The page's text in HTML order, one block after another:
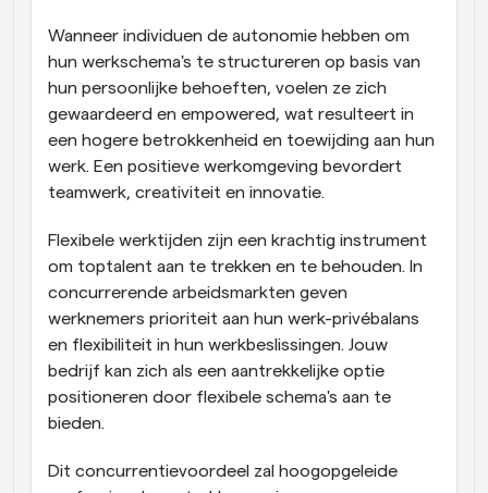
Wanneer individuen de autonomie hebben om
hun werkschema's te structureren op basis van
hun persoonlijke behoeften, voelen ze zich
gewaardeerd en empowered, wat resulteert in
een hogere betrokkenheid en toewijding aan hun
werk. Een positieve werkomgeving bevordert
teamwerk, creativiteit en innovatie.
Flexibele werktijden zijn een krachtig instrument
om toptalent aan te trekken en te behouden. In
concurrerende arbeidsmarkten geven
werknemers prioriteit aan hun werk-privébalans
en flexibiliteit in hun werkbeslissingen. Jouw
bedrijf kan zich als een aantrekkelijke optie
positioneren door flexibele schema's aan te
bieden.
Dit concurrentievoordeel zal hoogopgeleide